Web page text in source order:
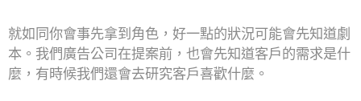
就如同你會事先拿到角色，好一點的狀況可能會先知道劇
本。我們廣告公司在提案前，也會先知道客戶的需求是什
麼，有時候我們還會去研究客戶喜歡什麼。